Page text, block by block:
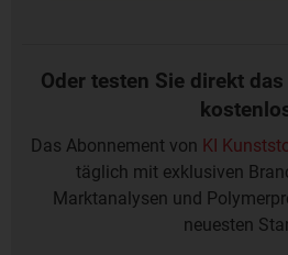
Oder testen Sie direkt
Das Abonnement von KI
täglich mit exklusiven
Marktanalysen und
neuesten